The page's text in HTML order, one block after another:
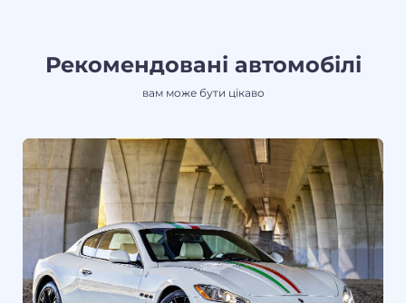
Рекомендовані автомобілі
вам може бути цікаво